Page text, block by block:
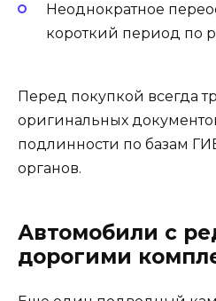
Неоднократное
короткий период по
Перед покупкой всегда
оригинальных
подлинности по базам
органов.
Автомобили с
дорогими